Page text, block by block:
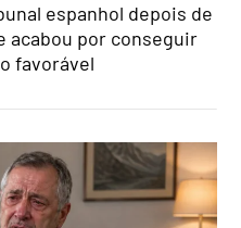
espanhol depois de
acabou por conseguir
favorável